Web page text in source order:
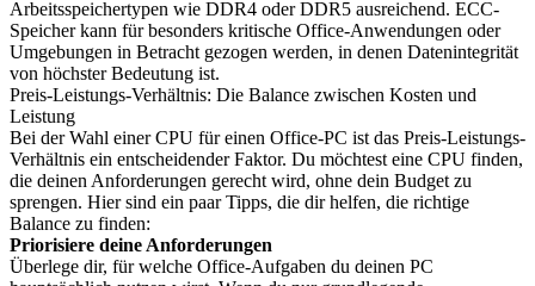
Arbeitsspeichertypen wie DDR4 oder DDR5 ausreichend. ECC-
Speicher kann für besonders kritische Office-Anwendungen oder
Umgebungen in Betracht gezogen werden, in denen Datenintegrität
von höchster Bedeutung ist.
Preis-Leistungs-Verhältnis: Die Balance zwischen Kosten und
Leistung
Bei der Wahl einer CPU für einen Office-PC ist das Preis-Leistungs-
Verhältnis ein entscheidender Faktor. Du möchtest eine CPU finden,
die deinen Anforderungen gerecht wird, ohne dein Budget zu
sprengen. Hier sind ein paar Tipps, die dir helfen, die richtige
Balance zu finden:
Priorisiere deine Anforderungen
Überlege dir, für welche Office-Aufgaben du deinen PC